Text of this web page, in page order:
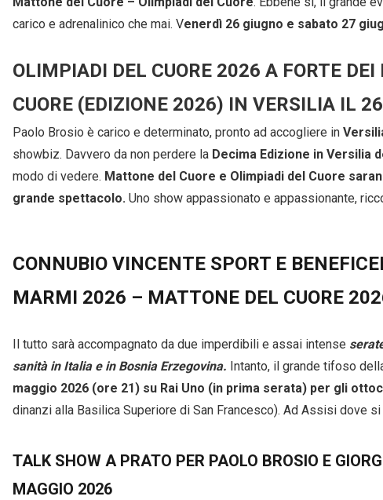
carico e adrenalinico che mai. Venerdì 26 giugno e sabato 27
OLIMPIADI DEL CUORE 2026 A FORTE
CUORE (EDIZIONE 2026) IN VERSILIA IL
Paolo Brosio è carico e determinato, pronto ad accogliere in
showbiz. Davvero da non perdere la Decima Edizione in Versilia
modo di vedere. Mattone del Cuore e Olimpiadi del Cuore
grande spettacolo. Uno show appassionato e appassionante,
CONNUBIO VINCENTE SPORT E
MARMI 2026 – MATTONE DEL CUORE
Il tutto sarà accompagnato da due imperdibili e assai intense
sanità in Italia e in Bosnia Erzegovina. Intanto, il grande tifoso
maggio 2026 (ore 21) su Rai Uno (in prima serata) per gli
dinanzi alla Basilica Superiore di San Francesco). Ad Assisi dove
TALK SHOW A PRATO PER PAOLO BROSIO E
MAGGIO 2026